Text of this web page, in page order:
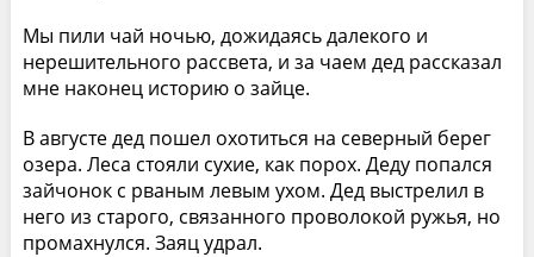
Мы пили чай ночью, дожидаясь далекого и
нерешительного рассвета, и за чаем дед рассказал
мне наконец историю о зайце.
В августе дед пошел охотиться на северный берег
озера. Леса стояли сухие, как порох. Деду попался
зайчонок с рваным левым ухом. Дед выстрелил в
него из старого, связанного проволокой ружья, но
промахнулся. Заяц удрал.